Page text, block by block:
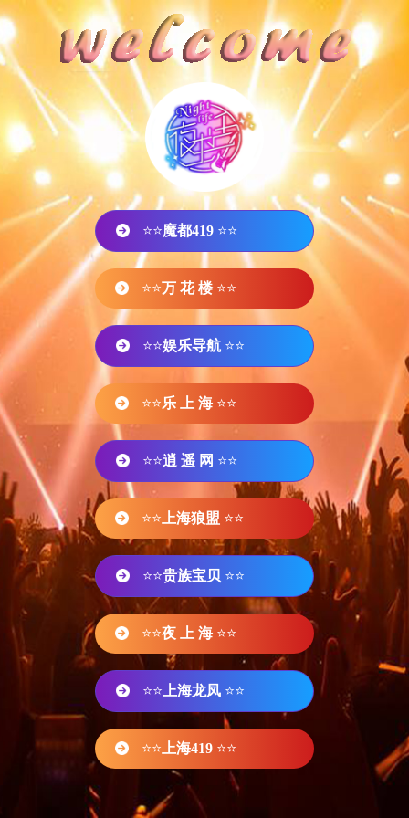
⭐⭐魔都419 ⭐⭐
⭐⭐万 花 楼 ⭐⭐
⭐⭐娱乐导航 ⭐⭐
⭐⭐乐 上 海 ⭐⭐
⭐⭐逍 遥 网 ⭐⭐
⭐⭐ 上海狼盟 ⭐⭐
⭐⭐贵族宝贝 ⭐⭐
⭐⭐夜 上 海 ⭐⭐
⭐⭐ 上海龙凤 ⭐⭐
⭐⭐ 上海419 ⭐⭐